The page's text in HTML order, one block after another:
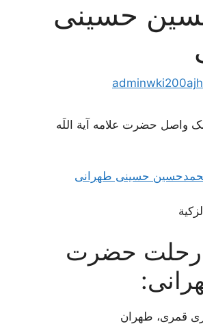
حسینی
adminwki200ajh
واصل حضرت علامه آیة اللَه
حسینی طهرانی
رحلت حضرت